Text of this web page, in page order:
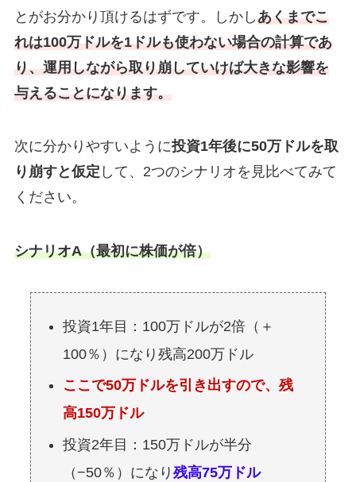
とがお分かり頂けるはずです。しかしあくまでこ
れは100万ドルを1ドルも使わない場合の計算であ
り、運用しながら取り崩していけば大きな影響を
与えることになります。
次に分かりやすいように投資1年後に50万ドルを取
り崩すと仮定 して、2つのシナリオを見比べてみて
ください。
シナリオA（最初に株価が倍）
投資1年目：100万ドルが2倍（＋
100％）になり残高200万ドル
ここで50万ドルを引き出すので、残
高150万ドル
投資2年目：150万ドルが半分
（−50％）になり 残高75万ドル